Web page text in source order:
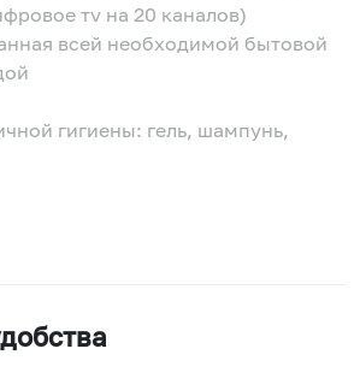
тv на 20 каналов)
всей необходимой бытовой
гигиены: гель, шампунь,